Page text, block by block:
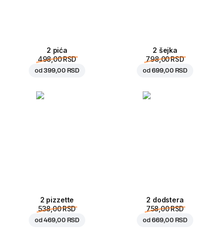
2 pića
498,00 RSD
od399,00 RSD
2 šejka
798,00 RSD
od699,00 RSD
2 pizzette
538,00 RSD
od469,00 RSD
2 dodstera
758,00 RSD
od669,00 RSD